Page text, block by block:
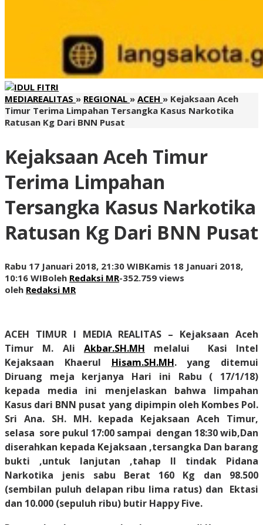
MEDIAREALITAS » REGIONAL » ACEH » Kejaksaan Aceh
Timur Terima Limpahan Tersangka Kasus Narkotika
Ratusan Kg Dari BNN Pusat
Kejaksaan Aceh Timur
Terima Limpahan
Tersangka Kasus Narkotika
Ratusan Kg Dari BNN Pusat
Rabu 17 Januari 2018, 21:30 WIBKamis 18 Januari 2018,
10:16 WIBoleh Redaksi MR-352.759 views
oleh Redaksi MR
ACEH TIMUR I MEDIA REALITAS – Kejaksaan Aceh
Timur M. Ali Akbar.SH.MH melalui Kasi Intel
Kejaksaan Khaerul Hisam.SH.MH. yang ditemui
Diruang meja kerjanya Hari ini Rabu ( 17/1/18)
kepada media ini menjelaskan bahwa limpahan
Kasus dari BNN pusat yang dipimpin oleh Kombes Pol.
Sri Ana. SH. MH. kepada Kejaksaan Aceh Timur,
selasa sore pukul 17:00 sampai dengan 18:30 wib,Dan
diserahkan kepada Kejaksaan ,tersangka Dan barang
bukti ,untuk lanjutan ,tahap ll tindak Pidana
Narkotika jenis sabu Berat 160 Kg dan 98.500
(sembilan puluh delapan ribu lima ratus) dan Ektasi
dan 10.000 (sepuluh ribu) butir Happy Five.